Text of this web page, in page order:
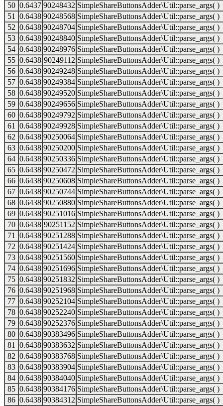
50 0.6437 90248432 SimpleShareButtonsAdder\Util::parse_args( )
51
0.6438 90248568 SimpleShareButtonsAdder\Util::parse_args( )
52 0.6438 90248704 SimpleShareButtonsAdder\Util::parse_args( )
53 0.6438 90248840 SimpleShareButtonsAdder\Util::parse_args( )
54 0.6438 90248976 SimpleShareButtonsAdder\Util::parse_args( )
55 0.6438 90249112 SimpleShareButtonsAdder\Util::parse_args( )
56 0.6438 90249248 SimpleShareButtonsAdder\Util::parse_args( )
57 0.6438 90249384 SimpleShareButtonsAdder\Util::parse_args( )
58 0.6438 90249520 SimpleShareButtonsAdder\Util::parse_args( )
59 0.6438 90249656 SimpleShareButtonsAdder\Util::parse_args( )
60 0.6438 90249792 SimpleShareButtonsAdder\Util::parse_args( )
61
0.6438 90249928 SimpleShareButtonsAdder\Util::parse_args( )
62 0.6438 90250064 SimpleShareButtonsAdder\Util::parse_args( )
63 0.6438 90250200 SimpleShareButtonsAdder\Util::parse_args( )
64 0.6438 90250336 SimpleShareButtonsAdder\Util::parse_args( )
65 0.6438 90250472 SimpleShareButtonsAdder\Util::parse_args( )
66 0.6438 90250608 SimpleShareButtonsAdder\Util::parse_args( )
67 0.6438 90250744 SimpleShareButtonsAdder\Util::parse_args( )
68 0.6438 90250880 SimpleShareButtonsAdder\Util::parse_args( )
69 0.6438 90251016 SimpleShareButtonsAdder\Util::parse_args( )
70 0.6438 90251152 SimpleShareButtonsAdder\Util::parse_args( )
71
0.6438 90251288 SimpleShareButtonsAdder\Util::parse_args( )
72 0.6438 90251424 SimpleShareButtonsAdder\Util::parse_args( )
73 0.6438 90251560 SimpleShareButtonsAdder\Util::parse_args( )
74 0.6438 90251696 SimpleShareButtonsAdder\Util::parse_args( )
75 0.6438 90251832 SimpleShareButtonsAdder\Util::parse_args( )
76 0.6438 90251968 SimpleShareButtonsAdder\Util::parse_args( )
77 0.6438 90252104 SimpleShareButtonsAdder\Util::parse_args( )
78 0.6438 90252240 SimpleShareButtonsAdder\Util::parse_args( )
79 0.6438 90252376 SimpleShareButtonsAdder\Util::parse_args( )
80 0.6438 90383496 SimpleShareButtonsAdder\Util::parse_args( )
81
0.6438 90383632 SimpleShareButtonsAdder\Util::parse_args( )
82 0.6438 90383768 SimpleShareButtonsAdder\Util::parse_args( )
83 0.6438 90383904 SimpleShareButtonsAdder\Util::parse_args( )
84 0.6438 90384040 SimpleShareButtonsAdder\Util::parse_args( )
85 0.6438 90384176 SimpleShareButtonsAdder\Util::parse_args( )
86 0.6438 90384312 SimpleShareButtonsAdder\Util::parse_args( )